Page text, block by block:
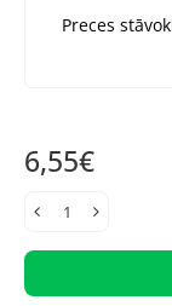
Preces
6,55€